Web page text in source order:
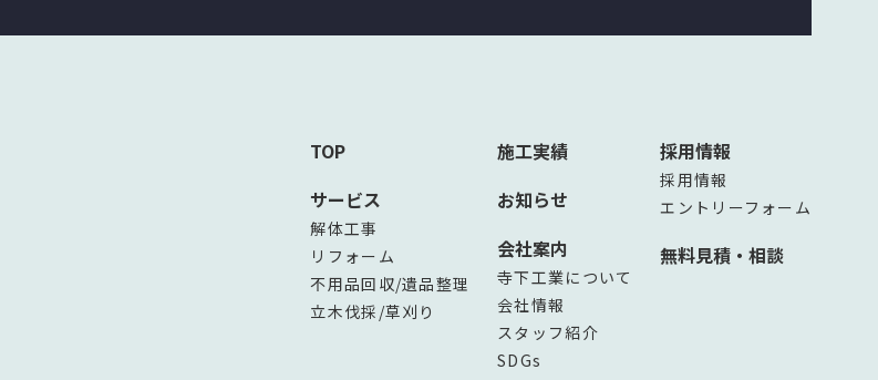
TOP
サービス
解体工事
リフォーム
不用品回収/遺品整理
立木伐採/草刈り
施工実績
お知らせ
会社案内
寺下工業について
会社情報
スタッフ紹介
SDGs
採用情報
採用情報
エントリーフォーム
無料見積・相談